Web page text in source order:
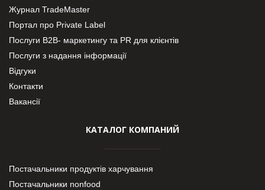
Журнал TradeMaster
Портал про Private Label
Послуги В2В- маркетингу та PR для клієнтів
Послуги з надання інформації
Відгуки
Контакти
Вакансії
КАТАЛОГ КОМПАНИЙ
Постачальники продуктів харчування
Постачальники nonfood